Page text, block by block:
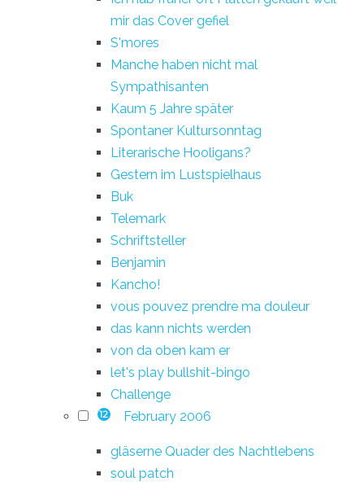
mir das Cover gefiel
S'mores
Manche haben nicht mal
Sympathisanten
Kaum 5 Jahre später
Spontaner Kultursonntag
Literarische Hooligans?
Gestern im Lustspielhaus
Buk
Telemark
Schriftsteller
Benjamin
Kancho!
vous pouvez prendre ma douleur
das kann nichts werden
von da oben kam er
let's play bullshit-bingo
Challenge
12 February 2006
gläserne Quader des Nachtlebens
soul patch